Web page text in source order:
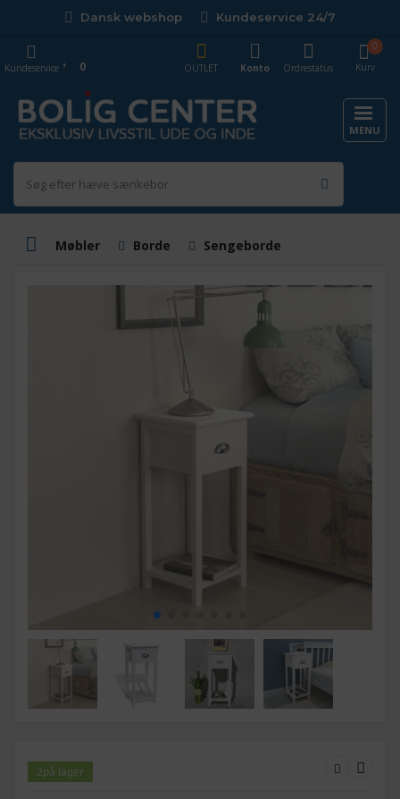
Dansk webshop Kundeservice 24/7
Kurv
0
OUTLET
Konto Ordrestatus
Kundeservice 0
MENU
Møbler Borde Sengeborde
2på lager